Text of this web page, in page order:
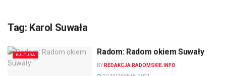
Tag: Karol Suwała
KULTURA Radom: Radom okiem Suwały
BY REDAKCJA RADOMSKIE.INFO